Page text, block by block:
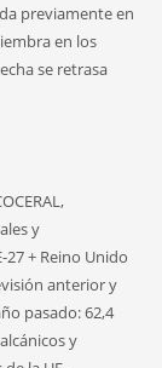
previamente en
en los
se retrasa
y
27 + Reino Unido
anterior y
pasado: 62,4
y